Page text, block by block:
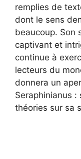
remplies de
dont le sens
beaucoup. Son
captivant et
continue à
lecteurs du
donnera un
Seraphinianus
théories sur sa